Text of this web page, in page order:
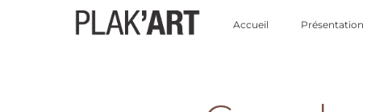
Accueil Présentation